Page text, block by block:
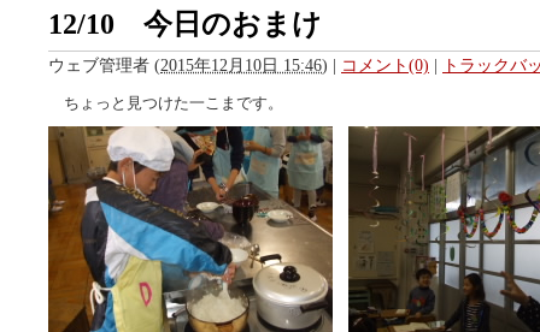
12/10 今日のおまけ
ウェブ管理者 (2015年12月10日 15:46) | コメント(0) | トラックバ
ちょっと見つけた一こまです。